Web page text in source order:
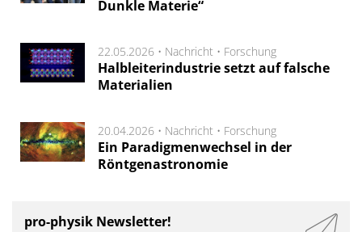
Dunkle Materie“
22.05.2026 • Nachricht • Forschung
Halbleiterindustrie setzt auf falsche
Materialien
20.04.2026 • Nachricht • Forschung
Ein Paradigmenwechsel in der
Röntgenastronomie
pro-physik Newsletter!